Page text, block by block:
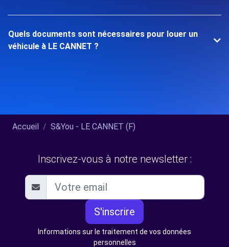
Quels documents sont nécessaires pour louer un
véhicule à LE CANNET ?
Accueil S&You - LE CANNET (F)
Inscrivez-vous à notre newsletter :
S'inscrire
Informations sur le traitement de vos données
personnelles